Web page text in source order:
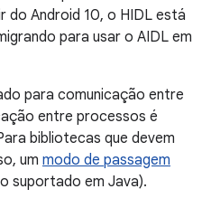
do Android 10, o HIDL está
para usar o AIDL em
para comunicação entre
entre processos é
bibliotecas que devem
um modo de passagem
suportado em Java).